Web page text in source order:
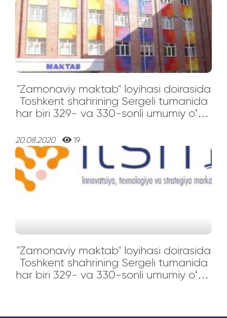
"Zamonaviy maktab" loyihasi doirasida
Toshkent shahrining Sergeli tumanida
har biri 329- va 330-sonli umumiy oʻrta
20.08.2020 19
"Zamonaviy maktab" loyihasi doirasida
Toshkent shahrining Sergeli tumanida
har biri 329- va 330-sonli umumiy oʻrta